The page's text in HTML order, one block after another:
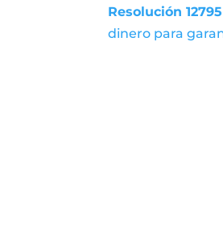
Resolución
dinero para